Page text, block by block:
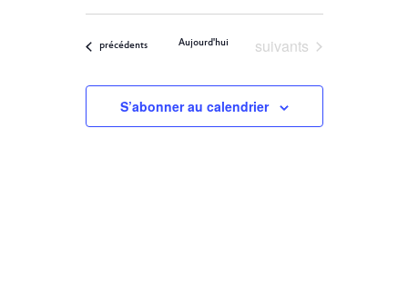
ET
NAVIGATION
DE
VUES
Filters VUES
ÉVÈNEMENT
date.
Évènements
précédents Aujourd'hui Évènements
suivants
S’abonner au calendrier